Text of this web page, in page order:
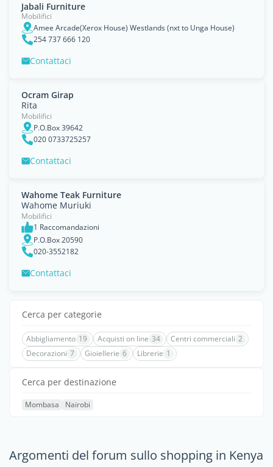
Jabali Furniture
Mobilifici
Amee Arcade(Xerox House) Westlands (nxt to Unga House)
254 737 666 120
Contattaci
Ocram Girap
Rita
Mobilifici
P.O.Box 39642
020 0733725257
Contattaci
Wahome Teak Furniture
Wahome Muriuki
Mobilifici
1 Raccomandazioni
P.O.Box 20590
020-3552182
Contattaci
Cerca per categorie
Abbigliamento 19 Acquisti on line 34 Centri commerciali 2
Decorazioni 7 Gioiellerie 6 Librerie 1
Cerca per destinazione
Mombasa Nairobi
Argomenti del forum sullo shopping in Kenya